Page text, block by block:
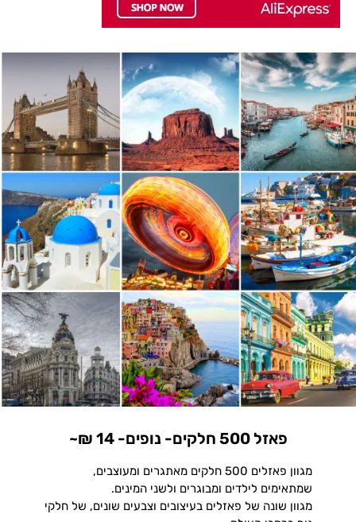
פאזל 500 חלקים- נופים- 14 ₪~
מגוון פאזלים 500 חלקים מאתגרים ומעוצבים,
שמתאימים לילדים ומבוגרים ולשני המינים.
מגוון שונה של פאזלים בעיצובים וצבעים שונים, של חלקי